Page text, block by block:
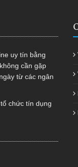
uy tín bằng
cần gặp
từ các ngân
chức tín dụng